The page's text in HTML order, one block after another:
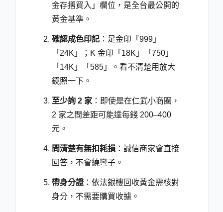
金存摺買入」欄位，是全台最公開的
黃金基準。
確認成色印記 ：足金印「999」
「24K」；K 金印「18K」「750」
「14K」「585」。看不清楚用放大
鏡照一下。
至少詢 2 家 ：即使是在仁武小商圈，
2 家之間差距可能達每錢 200–400
元。
問清楚有無扣耗損 ：誠信商家會直接
回答，不會繞彎子。
帶身分證 ：依法銀樓回收黃金需核對
身分，不需要購買收據。